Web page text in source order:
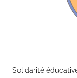
Solidarité